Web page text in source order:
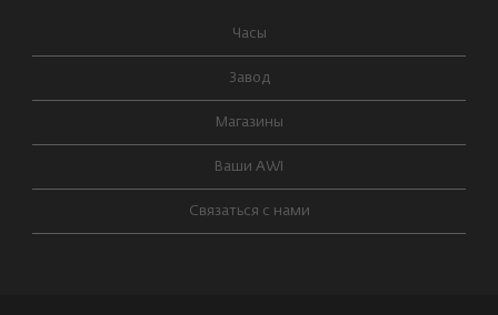
Часы
Завод
Магазины
Ваши AWI
Связаться с нами